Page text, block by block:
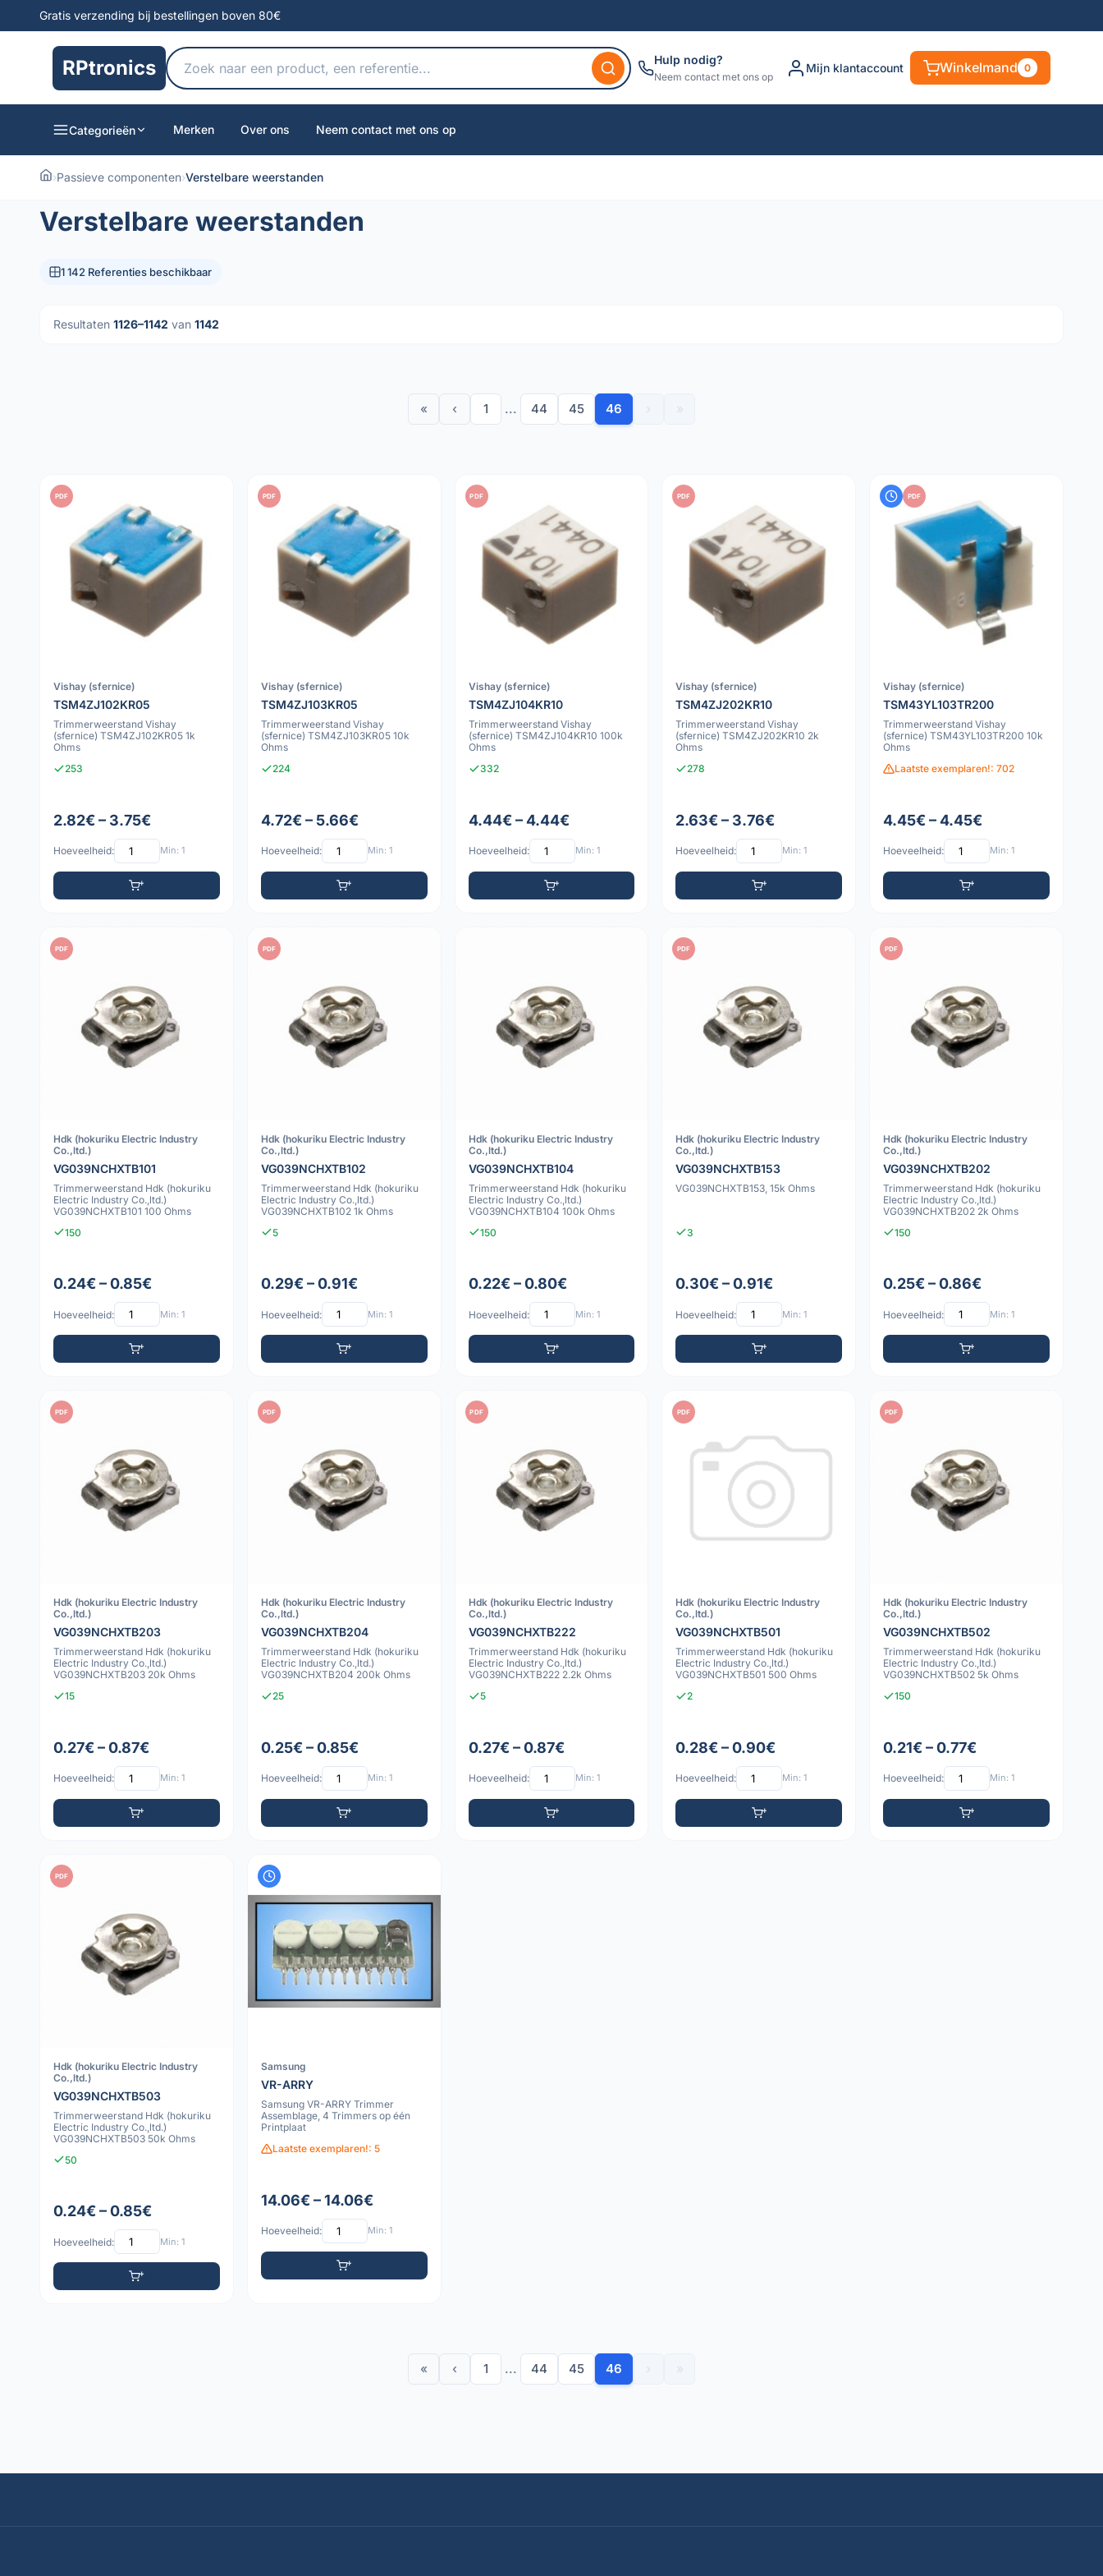
Gratis verzending bij bestellingen boven 80€
RPtronics Hulp nodig?
Neem contact met ons op
Mijn klantaccount Winkelmand 0
Categorieën Merken Over ons Neem contact met ons op
›Passieve componenten›Verstelbare weerstanden
Verstelbare weerstanden
1 142 Referenties beschikbaar
Resultaten 1126–1142 van 1142
« ‹ 1 ... 44 45 46
PDF
Vishay (sfernice)
TSM4ZJ102KR05
Trimmerweerstand Vishay
(sfernice) TSM4ZJ102KR05 1k
Ohms
253
2.82€ – 3.75€
Hoeveelheid: Min: 1
PDF
Vishay (sfernice)
TSM4ZJ103KR05
Trimmerweerstand Vishay
(sfernice) TSM4ZJ103KR05 10k
Ohms
224
4.72€ – 5.66€
Hoeveelheid: Min: 1
PDF
Vishay (sfernice)
TSM4ZJ104KR10
Trimmerweerstand Vishay
(sfernice) TSM4ZJ104KR10 100k
Ohms
332
4.44€ – 4.44€
Hoeveelheid: Min: 1
PDF
Vishay (sfernice)
TSM4ZJ202KR10
Trimmerweerstand Vishay
(sfernice) TSM4ZJ202KR10 2k
Ohms
278
2.63€ – 3.76€
Hoeveelheid: Min: 1
PDF
Vishay (sfernice)
TSM43YL103TR200
Trimmerweerstand Vishay
(sfernice) TSM43YL103TR200 10k
Ohms
Laatste exemplaren!: 702
4.45€ – 4.45€
Hoeveelheid: Min: 1
PDF
Hdk (hokuriku Electric Industry
Co.,ltd.)
VG039NCHXTB101
Trimmerweerstand Hdk (hokuriku
Electric Industry Co.,ltd.)
VG039NCHXTB101 100 Ohms
150
0.24€ – 0.85€
Hoeveelheid: Min: 1
PDF
Hdk (hokuriku Electric Industry
Co.,ltd.)
VG039NCHXTB102
Trimmerweerstand Hdk (hokuriku
Electric Industry Co.,ltd.)
VG039NCHXTB102 1k Ohms
5
0.29€ – 0.91€
Hoeveelheid: Min: 1
Hdk (hokuriku Electric Industry
Co.,ltd.)
VG039NCHXTB104
Trimmerweerstand Hdk (hokuriku
Electric Industry Co.,ltd.)
VG039NCHXTB104 100k Ohms
150
0.22€ – 0.80€
Hoeveelheid: Min: 1
PDF
Hdk (hokuriku Electric Industry
Co.,ltd.)
VG039NCHXTB153
VG039NCHXTB153, 15k Ohms
3
0.30€ – 0.91€
Hoeveelheid: Min: 1
PDF
Hdk (hokuriku Electric Industry
Co.,ltd.)
VG039NCHXTB202
Trimmerweerstand Hdk (hokuriku
Electric Industry Co.,ltd.)
VG039NCHXTB202 2k Ohms
150
0.25€ – 0.86€
Hoeveelheid: Min: 1
PDF
Hdk (hokuriku Electric Industry
Co.,ltd.)
VG039NCHXTB203
Trimmerweerstand Hdk (hokuriku
Electric Industry Co.,ltd.)
VG039NCHXTB203 20k Ohms
15
0.27€ – 0.87€
Hoeveelheid: Min: 1
PDF
Hdk (hokuriku Electric Industry
Co.,ltd.)
VG039NCHXTB204
Trimmerweerstand Hdk (hokuriku
Electric Industry Co.,ltd.)
VG039NCHXTB204 200k Ohms
25
0.25€ – 0.85€
Hoeveelheid: Min: 1
PDF
Hdk (hokuriku Electric Industry
Co.,ltd.)
VG039NCHXTB222
Trimmerweerstand Hdk (hokuriku
Electric Industry Co.,ltd.)
VG039NCHXTB222 2.2k Ohms
5
0.27€ – 0.87€
Hoeveelheid: Min: 1
PDF
Hdk (hokuriku Electric Industry
Co.,ltd.)
VG039NCHXTB501
Trimmerweerstand Hdk (hokuriku
Electric Industry Co.,ltd.)
VG039NCHXTB501 500 Ohms
2
0.28€ – 0.90€
Hoeveelheid: Min: 1
PDF
Hdk (hokuriku Electric Industry
Co.,ltd.)
VG039NCHXTB502
Trimmerweerstand Hdk (hokuriku
Electric Industry Co.,ltd.)
VG039NCHXTB502 5k Ohms
150
0.21€ – 0.77€
Hoeveelheid: Min: 1
PDF
Hdk (hokuriku Electric Industry
Co.,ltd.)
VG039NCHXTB503
Trimmerweerstand Hdk (hokuriku
Electric Industry Co.,ltd.)
VG039NCHXTB503 50k Ohms
50
0.24€ – 0.85€
Hoeveelheid: Min: 1
Samsung
VR-ARRY
Samsung VR-ARRY Trimmer
Assemblage, 4 Trimmers op één
Printplaat
Laatste exemplaren!: 5
14.06€ – 14.06€
Hoeveelheid: Min: 1
« ‹ 1 ... 44 45 46